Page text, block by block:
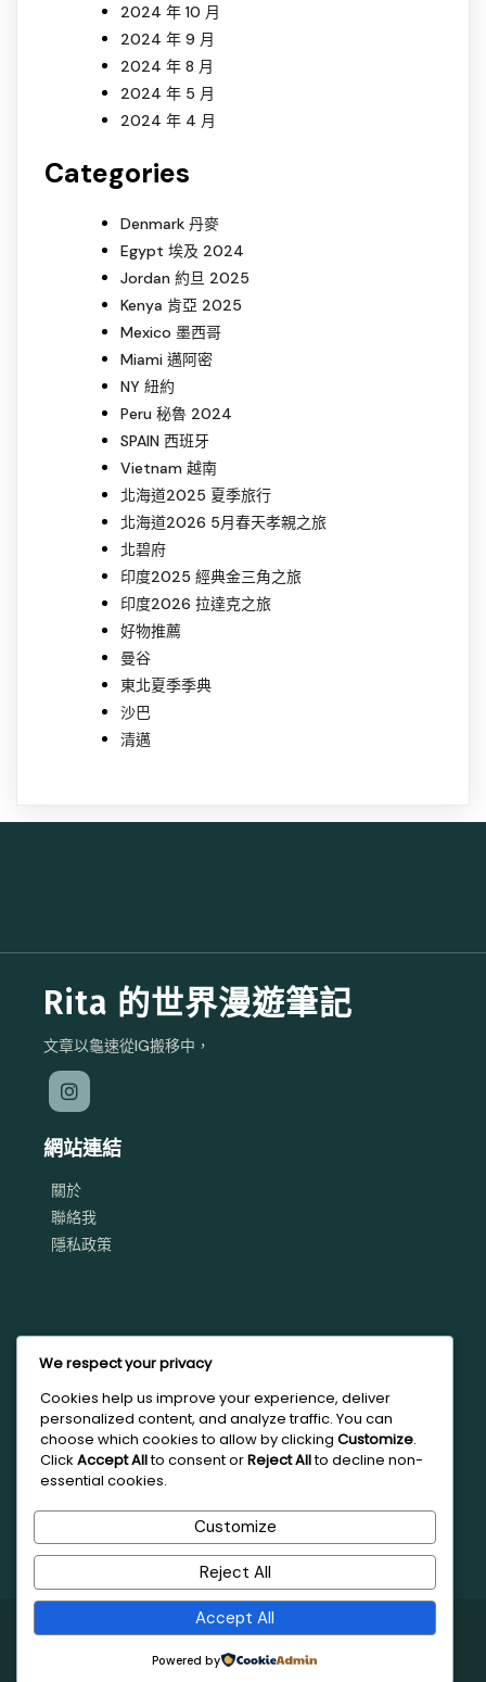
2024 年 10 月
2024 年 9 月
2024 年 8 月
2024 年 5 月
2024 年 4 月
Categories
Denmark 丹麥
Egypt 埃及 2024
Jordan 約旦 2025
Kenya 肯亞 2025
Mexico 墨西哥
Miami 邁阿密
NY 紐約
Peru 秘魯 2024
SPAIN 西班牙
Vietnam 越南
北海道2025 夏季旅行
北海道2026 5月春天孝親之旅
北碧府
印度2025 經典金三角之旅
印度2026 拉達克之旅
好物推薦
曼谷
東北夏季季典
沙巴
清邁
Rita 的世界漫遊筆記
文章以龜速從IG搬移中，
網站連結
關於
聯絡我
隱私政策
電子郵件地址
ritaroamstw@gmail.com
© 2026 Rita 的世界漫遊筆記
服務條款
We respect your privacy
Cookies help us improve your experience, deliver
personalized content, and analyze traffic. You can
choose which cookies to allow by clicking Customize.
Click Accept Allto consent orReject Allto decline non-
essential cookies.
Customize
Reject All
Accept All
Powered by